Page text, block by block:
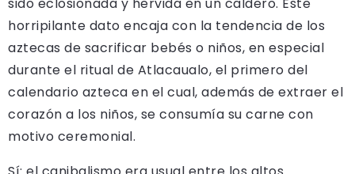
horripilante dato encaja con la tendencia de los
aztecas de sacrificar bebés o niños, en especial
durante el ritual de Atlacaualo, el primero del
calendario azteca en el cual, además de extraer el
corazón a los niños, se consumía su carne con
motivo ceremonial.